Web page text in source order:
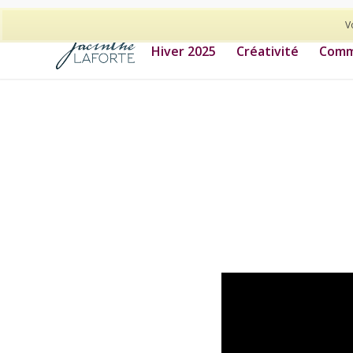
514-278-9938
Hiver 2025 Créativité